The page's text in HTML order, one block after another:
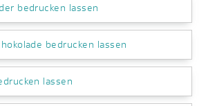
bedrucken lassen
bedrucken lassen
lassen